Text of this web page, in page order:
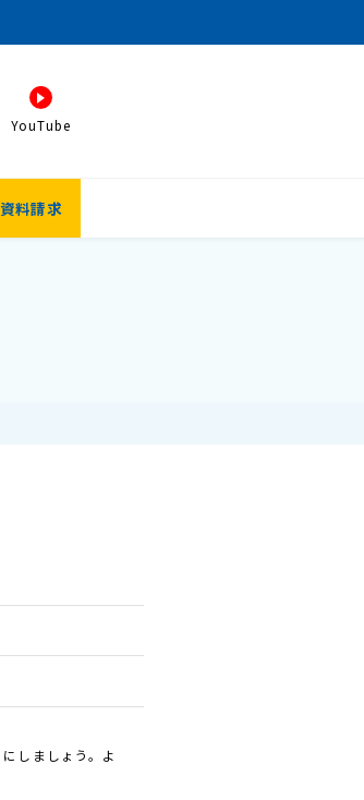
YouTube
資料請求
しましょう。よ